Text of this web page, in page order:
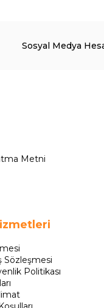
Sosyal Medya
Metni
Sözleşmesi
Politikası